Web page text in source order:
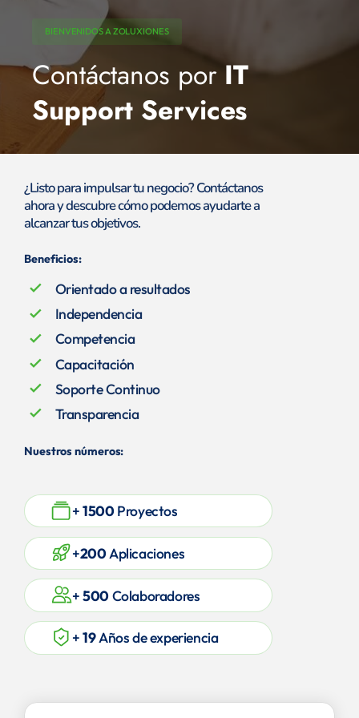
BIENVENIDOS A ZOLUXIONES
Contáctanos por IT
Support Services
¿Listo para impulsar tu negocio? Contáctanos
ahora y descubre cómo podemos ayudarte a
alcanzar tus objetivos.
Beneficios:
check_small Orientado a resultados
check_small Independencia
check_small Competencia
check_small Capacitación
check_small Soporte Continuo
check_small Transparencia
Nuestros números:
+1500Proyectos
+200Aplicaciones
+500Colaboradores
+19Años de experiencia